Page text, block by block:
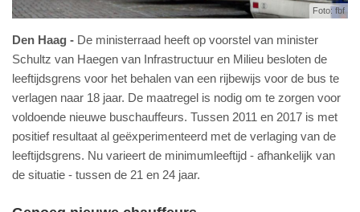
Foto: fbf
Den Haag
De ministerraad heeft op voorstel van minister
Schultz van Haegen van Infrastructuur en Milieu besloten de
leeftijdsgrens voor het behalen van een rijbewijs voor de bus te
verlagen naar 18 jaar. De maatregel is nodig om te zorgen voor
voldoende nieuwe buschauffeurs. Tussen 2011 en 2017 is met
positief resultaat al geëxperimenteerd met de verlaging van de
leeftijdsgrens. Nu varieert de minimumleeftijd - afhankelijk van
de situatie - tussen de 21 en 24 jaar.